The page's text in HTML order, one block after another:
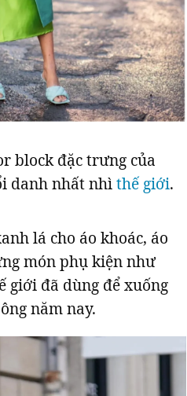
block đặc trưng của
danh nhất nhìthế giới.
lá cho áo khoác, áo
món phụ kiện như
giới đã dùng để xuống
năm nay.